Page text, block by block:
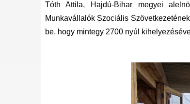
Tóth Attila, Hajdú-Bihar megyei
Munkavállalók Szociális
be, hogy mintegy 2700 nyúl